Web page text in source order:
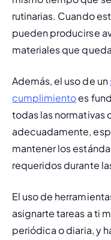
rutinarias. Cuando
pueden producirse
materiales que
Además, el uso de un
cumplimiento es
todas las normativas
adecuadamente,
mantener los
requeridos durante
El uso de
asignarte tareas a ti
periódica o diaria, y